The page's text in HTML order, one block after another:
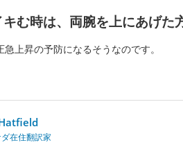
キむ時は、両腕を上にあげ
上昇の予防になるそうなのです。
在住翻訳家